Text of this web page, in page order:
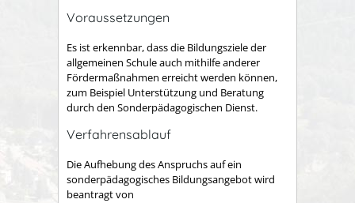
Voraussetzungen
Es ist erkennbar, dass die Bildungsziele der
allgemeinen Schule auch mithilfe anderer
Fördermaßnahmen erreicht werden können,
zum Beispiel Unterstützung und Beratung
durch den Sonderpädagogischen Dienst.
Verfahrensablauf
Die Aufhebung des Anspruchs auf ein
sonderpädagogisches Bildungsangebot wird
beantragt von